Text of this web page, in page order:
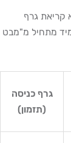
קריאת גרף
מתחיל מ"מבט
גרף כניסה
(תזמון)